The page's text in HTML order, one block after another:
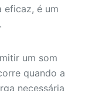
eficaz, é um
um som
quando a
necessária